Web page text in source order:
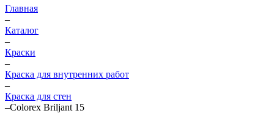
Главная
–
Каталог
–
Краски
–
Краска для внутренних работ
–
Краска для стен
–Colorex Briljant 15